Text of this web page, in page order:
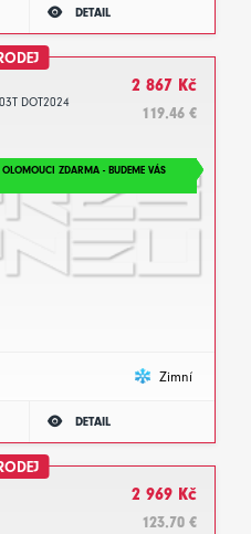
DETAIL
DOT2024
2 867 Kč
119.46 €
OLOMOUCI ZDARMA - BUDEME VÁS
Zimní
DETAIL
2 969 Kč
123.70 €